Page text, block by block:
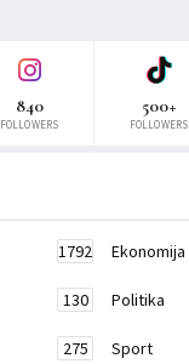
840
FOLLOWERS
500+
FOLLOWERS
1792 Ekonomija
130 Politika
275 Sport